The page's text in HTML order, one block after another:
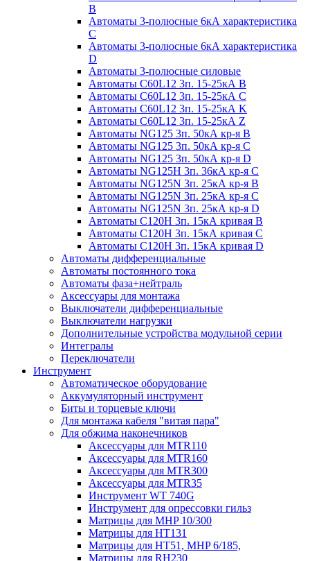
B
Автоматы 3-полюсные 6кА характеристика
C
Автоматы 3-полюсные 6кА характеристика
D
Автоматы 3-полюсные силовые
Автоматы C60L12 3п. 15-25кА B
Автоматы C60L12 3п. 15-25кА C
Автоматы C60L12 3п. 15-25кА K
Автоматы C60L12 3п. 15-25кА Z
Автоматы NG125 3п. 50кА кр-я B
Автоматы NG125 3п. 50кА кр-я C
Автоматы NG125 3п. 50кА кр-я D
Автоматы NG125H 3п. 36кА кр-я C
Автоматы NG125N 3п. 25кА кр-я B
Автоматы NG125N 3п. 25кА кр-я C
Автоматы NG125N 3п. 25кА кр-я D
Автоматы С120Н 3п. 15кА кривая B
Автоматы С120Н 3п. 15кА кривая C
Автоматы С120Н 3п. 15кА кривая D
Автоматы дифференциальные
Автоматы постоянного тока
Автоматы фаза+нейтраль
Аксессуары для монтажа
Выключатели дифференциальные
Выключатели нагрузки
Дополнительные устройства модульной серии
Интегралы
Переключатели
Инструмент
Автоматическое оборудование
Аккумуляторный инструмент
Биты и торцевые ключи
Для монтажа кабеля "витая пара"
Для обжима наконечников
Аксессуары для MTR110
Аксессуары для MTR160
Аксессуары для MTR300
Аксессуары для MTR35
Инструмент WT 740G
Инструмент для опрессовки гильз
Матрицы для MHP 10/300
Матрицы для НТ131
Матрицы для НТ51, MHP 6/185,
Матрицы для RH230